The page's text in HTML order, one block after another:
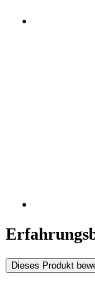
Dieses Produkt